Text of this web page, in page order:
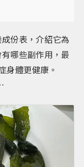
份表，介紹它為
哪些副作用，最
身體更健康。